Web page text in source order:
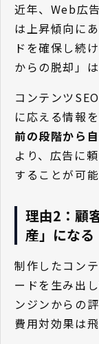
近年、Web広
は上昇傾向に
ドを確保し続
からの脱却」
コンテンツ
に応える情報
前の段階から
より、広告に
することが可能
理由2：顧
産」になる
制作したコン
ードを生み出
ンジンからの
費用対効果は